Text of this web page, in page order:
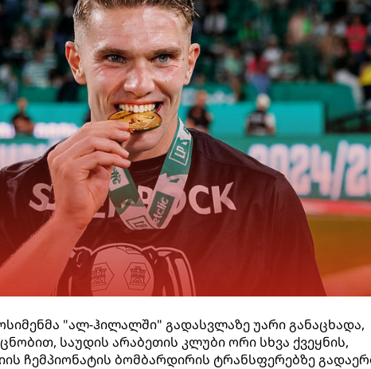
"ალ-ჰილალში" გადასვლაზე უარი განაცხადა,
საუდის არაბეთის კლუბი ორი სხვა ქვეყნის,
ჩემპიონატის ბომბარდირის ტრანსფერებზე